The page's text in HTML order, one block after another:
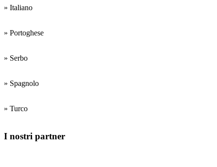
» Italiano
» Portoghese
» Serbo
» Spagnolo
» Turco
I nostri partner